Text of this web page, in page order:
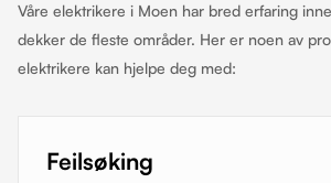
Våre elektrikere i Moen har bred erfaring
dekker de fleste områder. Her er noen av
elektrikere kan hjelpe deg med:
Feilsøking